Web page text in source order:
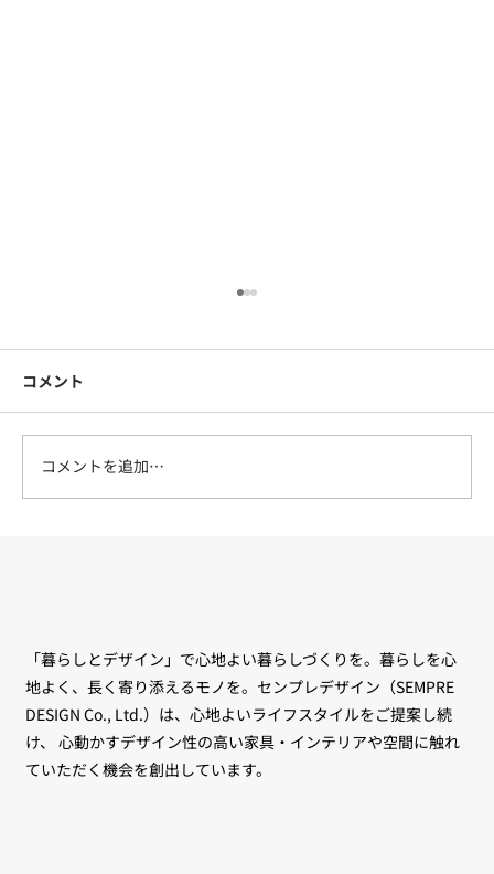
コメント
コメントを追加…
「暮らしとデザイン」で心地よい暮らしづくりを。暮らしを心
地よく、長く寄り添えるモノを。センプレデザイン（SEMPRE
DESIGN Co., Ltd.）は、心地よいライフスタイルをご提案し続
け、 心動かすデザイン性の高い家具・インテリアや空間に触れ
ていただく機会を創出しています。